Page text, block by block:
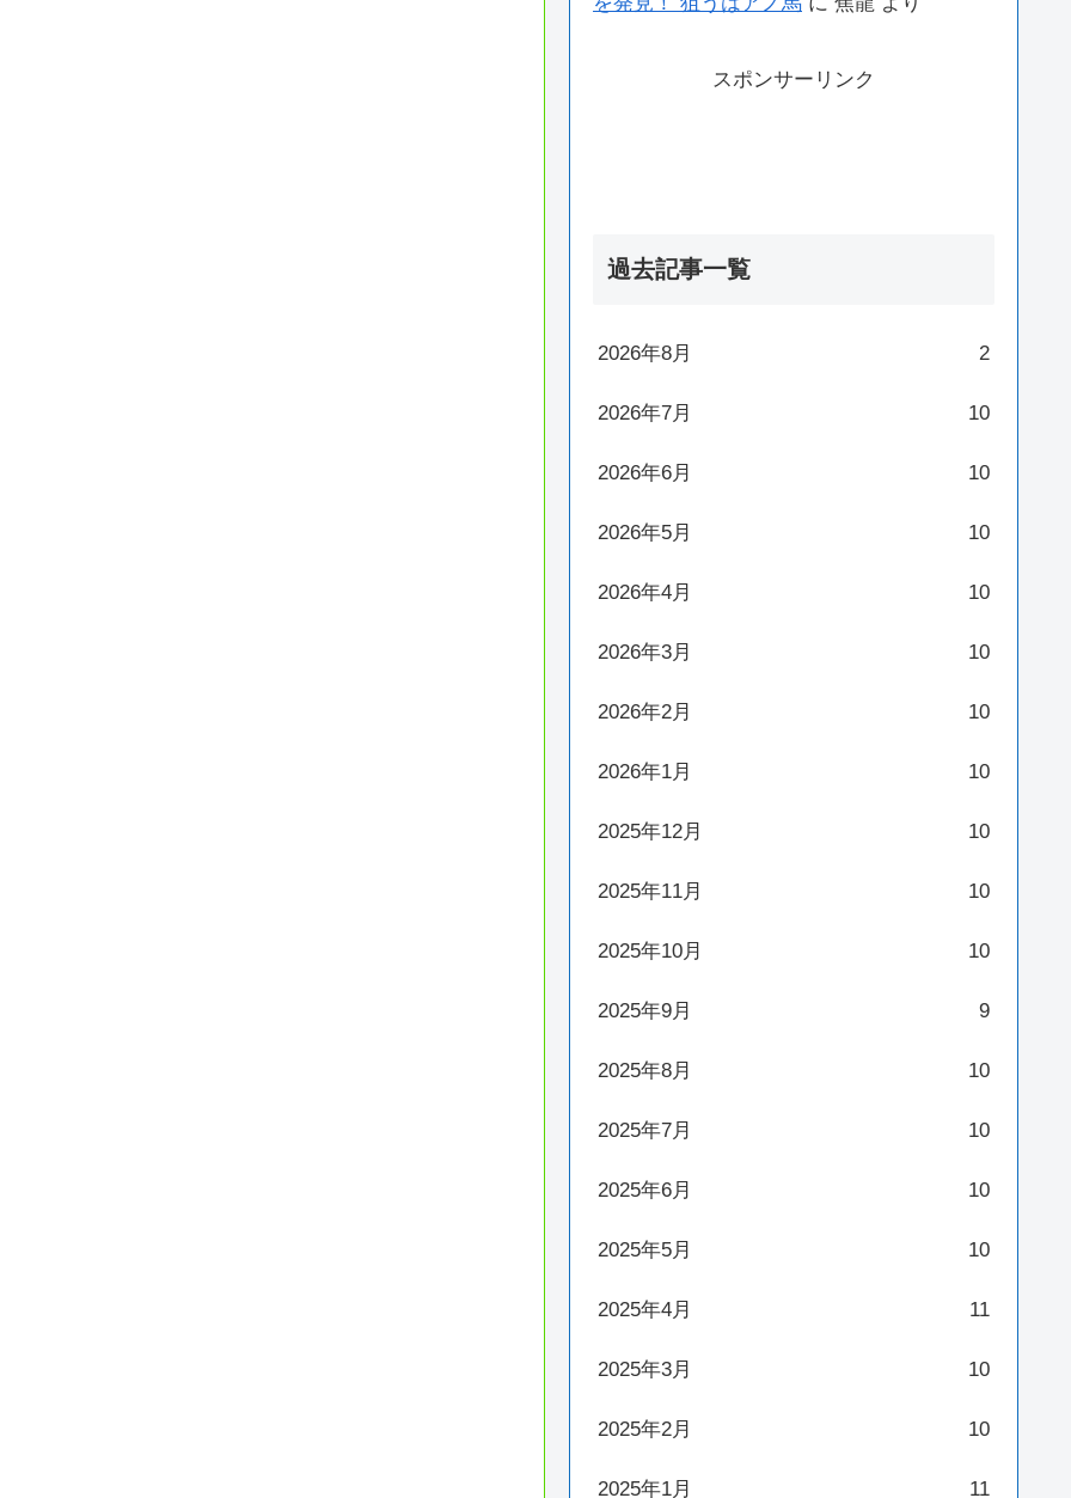
スポンサーリンク
過去記事一覧
2026年8月 2
2026年7月 10
2026年6月 10
2026年5月 10
2026年4月 10
2026年3月 10
2026年2月 10
2026年1月 10
2025年12月 10
2025年11月 10
2025年10月 10
2025年9月 9
2025年8月 10
2025年7月 10
2025年6月 10
2025年5月 10
2025年4月 11
2025年3月 10
2025年2月 10
2025年1月 11